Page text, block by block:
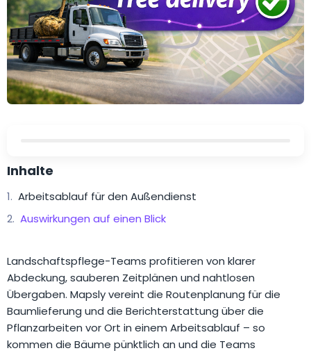
Inhalte
Arbeitsablauf für den Außendienst
Auswirkungen auf einen Blick
Landschaftspflege-Teams profitieren von klarer
Abdeckung, sauberen Zeitplänen und nahtlosen
Übergaben. Mapsly vereint die Routenplanung für die
Baumlieferung und die Berichterstattung über die
Pflanzarbeiten vor Ort in einem Arbeitsablauf – so
kommen die Bäume pünktlich an und die Teams